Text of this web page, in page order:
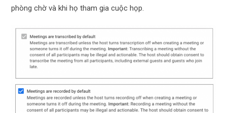
phòng chờ và khi họ tham gia cuộc họp.